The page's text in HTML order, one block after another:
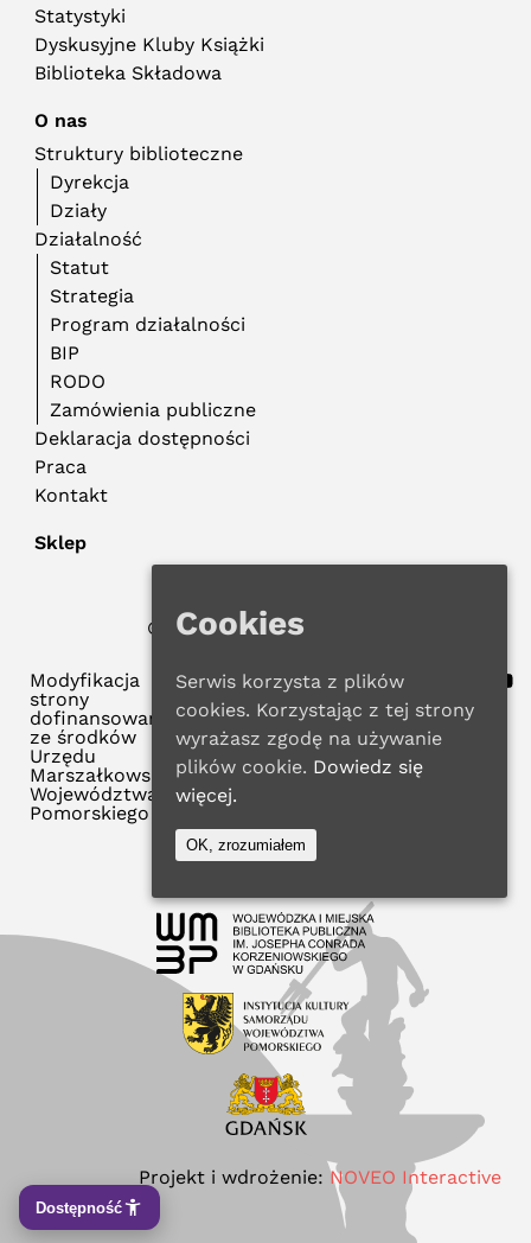
Statystyki
Dyskusyjne Kluby Książki
Biblioteka Składowa
O nas
Struktury biblioteczne
Dyrekcja
Działy
Działalność
Statut
Strategia
Program działalności
BIP
RODO
Zamówienia publiczne
Deklaracja dostępności
Praca
Kontakt
Sklep
© 2026 WMBP w Gdańsku
Modyfikacja
strony
dofinansowana
ze środków
Urzędu
Marszałkowskiego
Województwa
Pomorskiego
Projekt i wdrożenie: NOVEO Interactive
Dostępność
Cookies
Serwis korzysta z plików
cookies. Korzystając z tej strony
wyrażasz zgodę na używanie
plików cookie. Dowiedz się
więcej.
OK, zrozumiałem